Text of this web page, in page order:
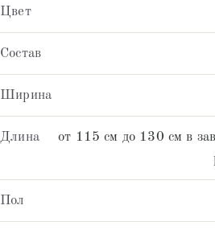
Цвет
Состав
Ширина
Длина
от 115 см до 130 см в
Пол